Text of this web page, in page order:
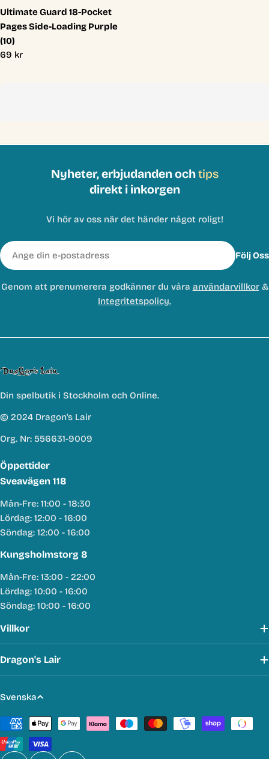
Ultimate Guard 18-Pocket
Pages Side-Loading Purple
(10)
Ordinarie
69 kr
Nyheter, erbjudanden ochtips
direkt i inkorgen
Vi hör av oss när det händer något roligt!
E-
post
Följ Oss
Genom att prenumerera godkänner du våra användarvillkor&
Integritetspolicy.
Din spelbutik i Stockholm och Online.
© 2024 Dragon's Lair
Org. Nr: 556631-9009
Öppettider
Sveavägen 118
Mån-Fre: 11:00 - 18:30
Lördag: 12:00 - 16:00
Söndag: 12:00 - 16:00
Kungsholmstorg 8
Mån-Fre: 13:00 - 22:00
Lördag: 10:00 - 16:00
Söndag: 10:00 - 16:00
Villkor
Dragon's Lair
S
p
r
å
Svenska
Betalmetoder